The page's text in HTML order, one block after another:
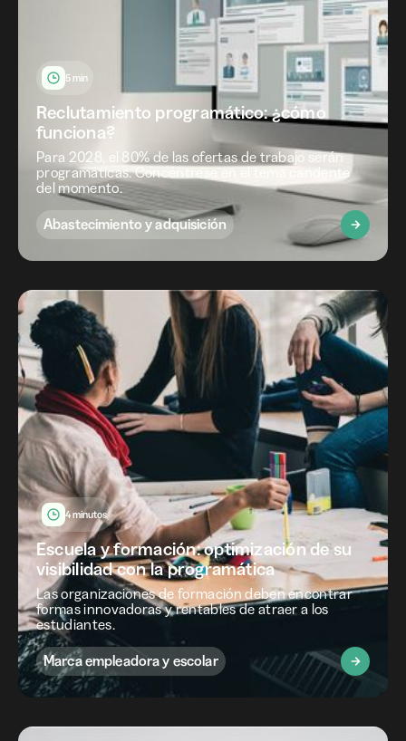
5 min
Reclutamiento programático: ¿cómo
funciona?
Para 2028, el 80% de las ofertas de trabajo serán
programáticas. Concéntrese en el tema candente
del momento.
Abastecimiento y adquisición
4 minutos
Escuela y formación: optimización de su
visibilidad con la programática
Las organizaciones de formación deben encontrar
formas innovadoras y rentables de atraer a los
estudiantes.
Marca empleadora y escolar